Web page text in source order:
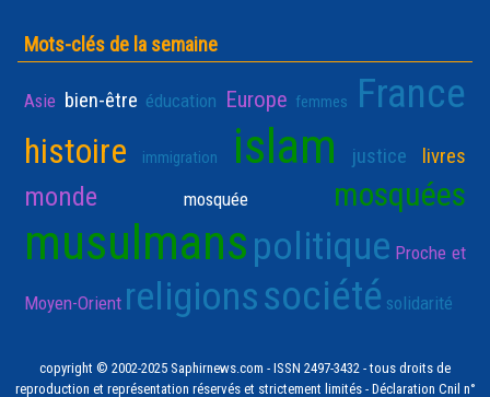
Mots-clés de la semaine
Asie bien-être éducation Europe femmes France
histoire immigration islam justice livres
monde mosquée mosquées
musulmanspolitique Proche et
Moyen-Orient religionssociété solidarité
copyright © 2002-2025 Saphirnews.com - ISSN 2497-3432 - tous droits de
reproduction et représentation réservés et strictement limités - Déclaration Cnil n°